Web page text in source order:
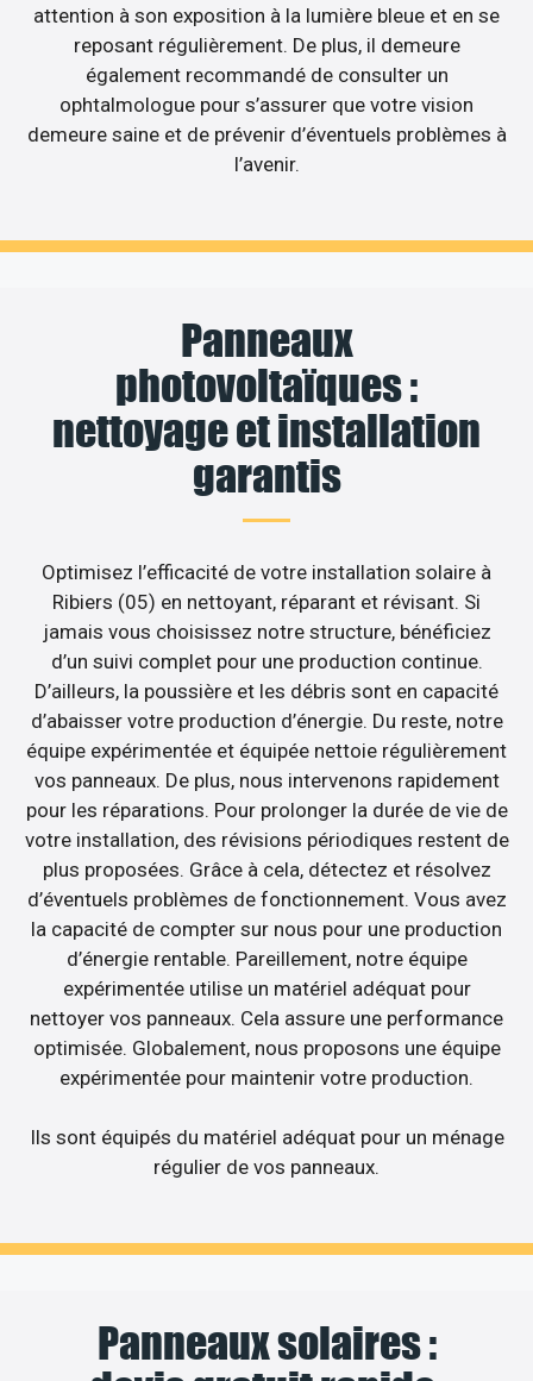
attention à son exposition à la lumière bleue et en se
reposant régulièrement. De plus, il demeure
également recommandé de consulter un
ophtalmologue pour s’assurer que votre vision
demeure saine et de prévenir d’éventuels problèmes à
l’avenir.
Panneaux
photovoltaïques :
nettoyage et installation
garantis
Optimisez l’efficacité de votre installation solaire à
Ribiers (05) en nettoyant, réparant et révisant. Si
jamais vous choisissez notre structure, bénéficiez
d’un suivi complet pour une production continue.
D’ailleurs, la poussière et les débris sont en capacité
d’abaisser votre production d’énergie. Du reste, notre
équipe expérimentée et équipée nettoie régulièrement
vos panneaux. De plus, nous intervenons rapidement
pour les réparations. Pour prolonger la durée de vie de
votre installation, des révisions périodiques restent de
plus proposées. Grâce à cela, détectez et résolvez
d’éventuels problèmes de fonctionnement. Vous avez
la capacité de compter sur nous pour une production
d’énergie rentable. Pareillement, notre équipe
expérimentée utilise un matériel adéquat pour
nettoyer vos panneaux. Cela assure une performance
optimisée. Globalement, nous proposons une équipe
expérimentée pour maintenir votre production.
Ils sont équipés du matériel adéquat pour un ménage
régulier de vos panneaux.
Panneaux solaires :